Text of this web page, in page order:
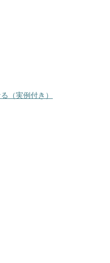
（実例付き）